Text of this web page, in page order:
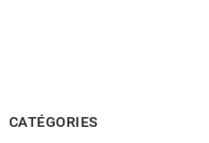
CATÉGORIES